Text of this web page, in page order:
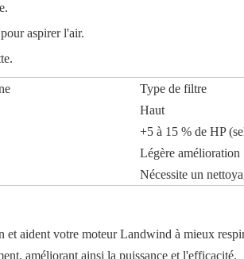
aspirer l'air.
Type de filtre
Haut
+5 à 15 % de HP
Légère amélioration
Nécessite un
aident votre moteur Landwind à mieux
améliorant ainsi la puissance et l'efficacité.